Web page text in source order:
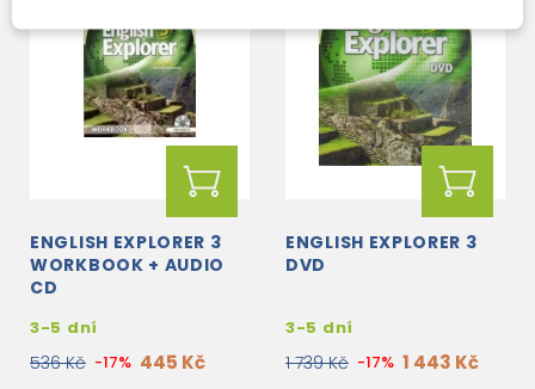
ENGLISH EXPLORER 3
WORKBOOK + AUDIO
CD
3-5 dní
536 Kč -17% 445 Kč
ENGLISH EXPLORER 3
DVD
3-5 dní
1 739 Kč -17% 1 443 Kč